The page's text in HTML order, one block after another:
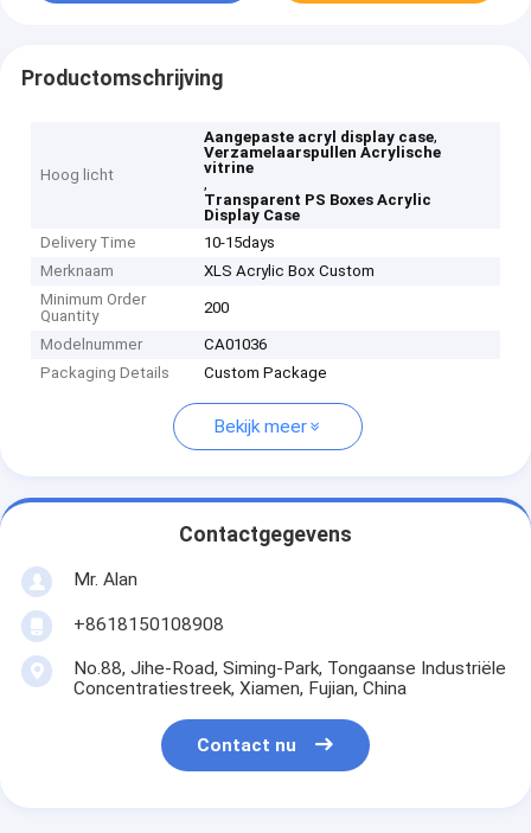
Productomschrijving
Hoog licht
Aangepaste acryl display case,
Verzamelaarspullen Acrylische
vitrine
,
Transparent PS Boxes Acrylic
Display Case
Delivery Time
10-15days
Merknaam
XLS Acrylic Box Custom
Minimum Order
Quantity
200
Modelnummer
CA01036
Packaging Details
Custom Package
Bekijk meer
Contactgegevens
Mr. Alan
+8618150108908
No.88, Jihe-Road, Siming-Park, Tongaanse Industriële
Concentratiestreek, Xiamen, Fujian, China
Contact nu